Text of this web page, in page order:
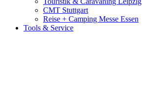
CMT Stuttgart
Reise + Camping Messe Essen
Tools & Service